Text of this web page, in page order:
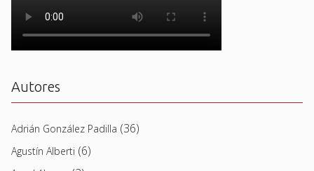
Autores
Adrián González Padilla (36)
Agustín Alberti (6)